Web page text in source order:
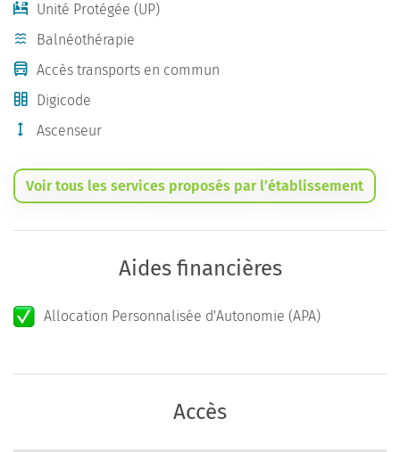
Unité Protégée (UP)
Balnéothérapie
Accès transports en commun
Digicode
Ascenseur
Voir tous les services proposés par l’établissement
Aides financières
Allocation Personnalisée d'Autonomie (APA)
Accès